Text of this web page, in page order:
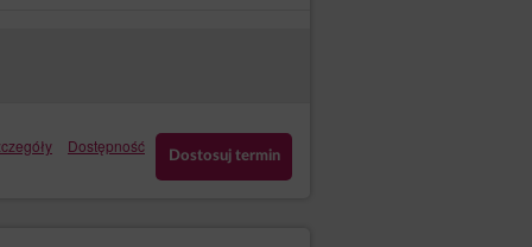
Administratora za pomocą
i Cookies.
celu zapewnienia aktualnej i rzetelnej
sposób:
Dostępność
Dostosuj termin